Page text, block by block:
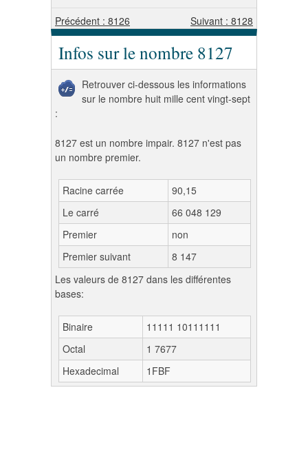
Précédent : 8126 Suivant : 8128
Infos sur le nombre 8127
Retrouver ci-dessous les informations
sur le nombre huit mille cent vingt-sept
:
8127 est un nombre impair. 8127 n'est pas
un nombre premier.
Racine carrée
90,15
Le carré
66 048 129
Premier
non
Premier suivant
8 147
Les valeurs de 8127 dans les différentes
bases:
Binaire
11111 10111111
Octal
1 7677
Hexadecimal
1FBF